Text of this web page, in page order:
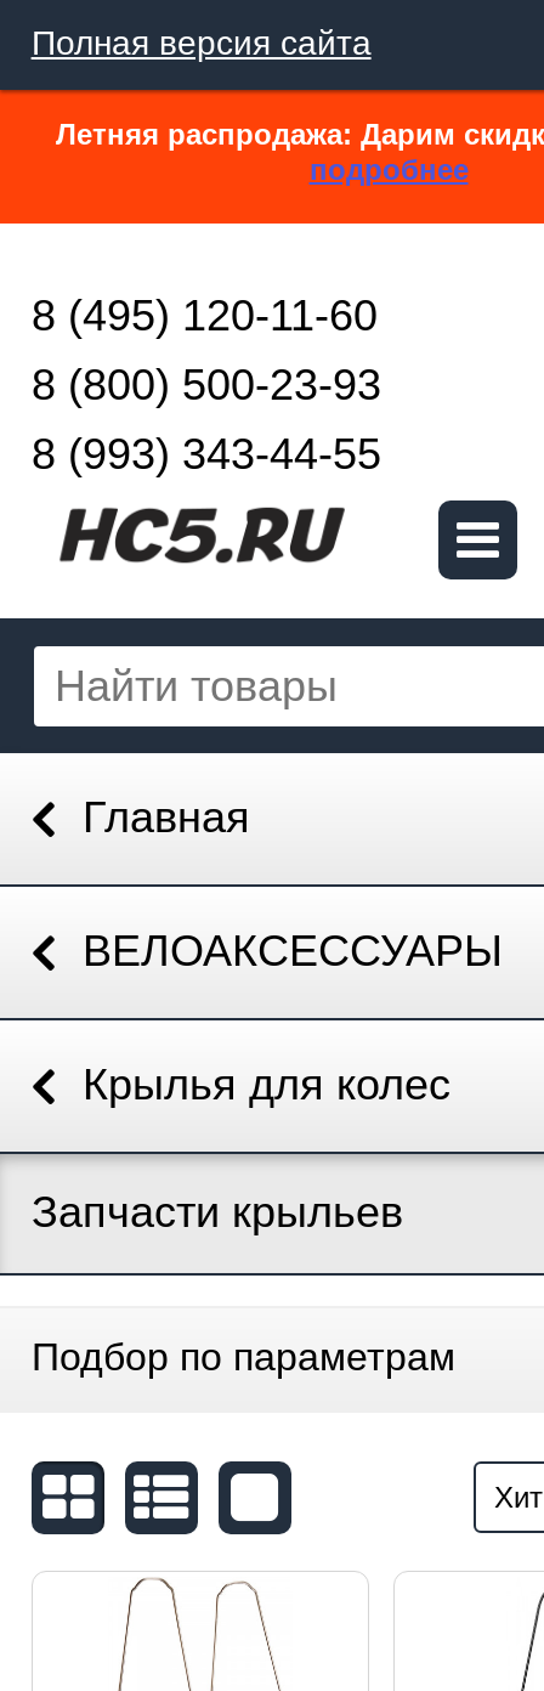
Полная версия сайта
Летняя распродажа: Дарим
подробнее
8 (495) 120-11-60
8 (800) 500-23-93
8 (993) 343-44-55
Главная
ВЕЛОАКСЕССУАРЫ
Крылья для колес
Запчасти крыльев
Подбор по параметрам